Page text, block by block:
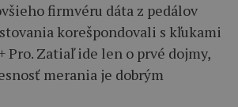
firmvéru dáta z pedálov
korešpondovali s kľukami
Zatiaľ ide len o prvé dojmy,
merania je dobrým